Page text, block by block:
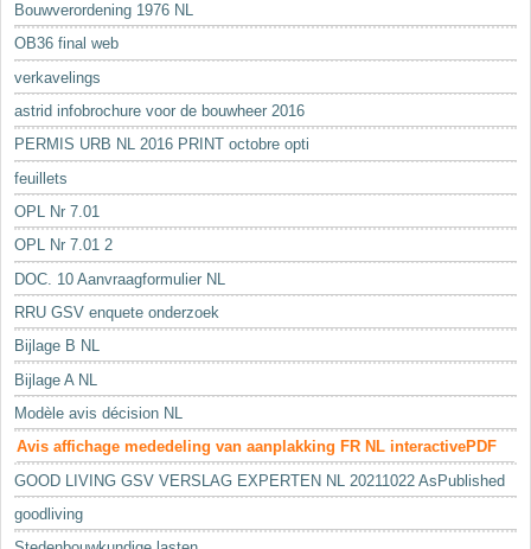
Bouwverordening 1976 NL
OB36 final web
verkavelings
astrid infobrochure voor de bouwheer 2016
PERMIS URB NL 2016 PRINT octobre opti
feuillets
OPL Nr 7.01
OPL Nr 7.01 2
DOC. 10 Aanvraagformulier NL
RRU GSV enquete onderzoek
Bijlage B NL
Bijlage A NL
Modèle avis décision NL
Avis affichage mededeling van aanplakking FR NL interactivePDF
GOOD LIVING GSV VERSLAG EXPERTEN NL 20211022 AsPublished
goodliving